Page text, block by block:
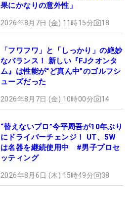
果にかなりの意外性」
2026年8月7日 (金) 11時15分 18
「フワフワ」と「しっかり」の絶妙
なバランス！ 新しい『FJクオンタ
ム』は性能が“ど真ん中”のゴルフシ
ューズだった
2026年8月7日 (金) 10時00分 14
“替えないプロ”今平周吾が10年ぶり
にドライバーチェンジ！ UT、5W
は名器を継続使用中 #男子プロセ
ッティング
2026年8月6日 (木) 15時49分 38